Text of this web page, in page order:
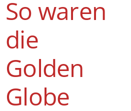
So waren
die
Golden
Globe